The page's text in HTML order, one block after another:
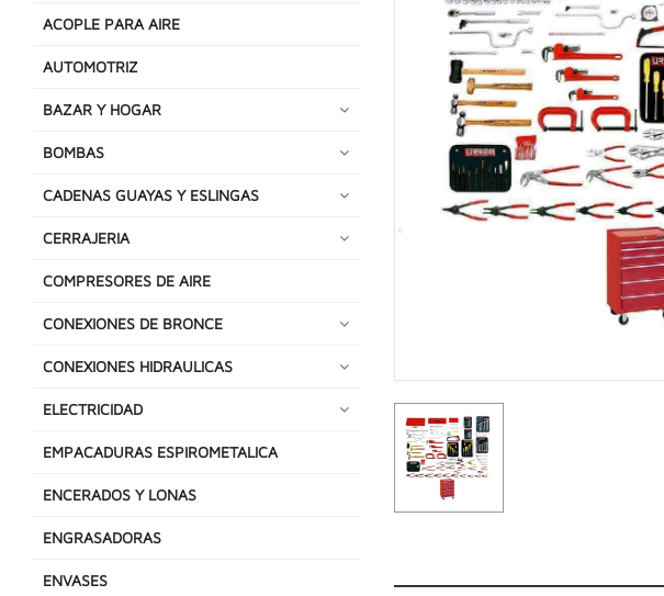
ACOPLE PARA AIRE
AUTOMOTRIZ
BAZAR Y HOGAR
BOMBAS
CADENAS GUAYAS Y ESLINGAS
CERRAJERIA
COMPRESORES DE AIRE
CONEXIONES DE BRONCE
CONEXIONES HIDRAULICAS
ELECTRICIDAD
EMPACADURAS ESPIROMETALICA
ENCERADOS Y LONAS
ENGRASADORAS
ENVASES